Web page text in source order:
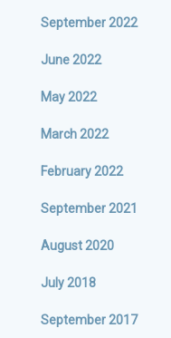
September 2022
June 2022
May 2022
March 2022
February 2022
September 2021
August 2020
July 2018
September 2017